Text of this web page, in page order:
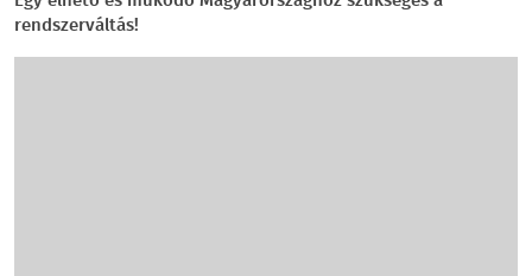
rendszerváltás!